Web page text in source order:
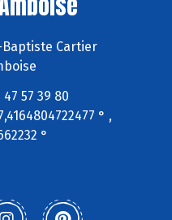
Baptiste Cartier
47 57 39 80
° ,
°